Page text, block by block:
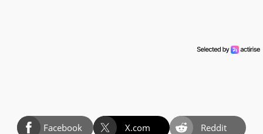
Facebook X.com
Reddit